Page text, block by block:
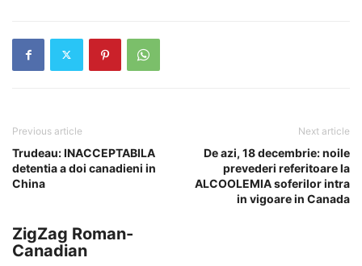
Previous article
Trudeau: INACCEPTABILA
detentia a doi canadieni in
China
Next article
De azi, 18 decembrie: noile
prevederi referitoare la
ALCOOLEMIA soferilor intra
in vigoare in Canada
ZigZag Roman-
Canadian